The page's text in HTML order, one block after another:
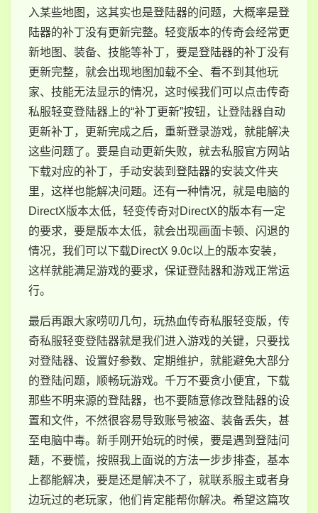
入某些地图，这其实也是登陆器的问题，大概率是登
陆器的补丁没有更新完整。轻变版本的传奇会经常更
新地图、装备、技能等补丁，要是登陆器的补丁没有
更新完整，就会出现地图加载不全、看不到其他玩
家、技能无法显示的情况，这时候我们可以点击传奇
私服轻变登陆器上的“补丁更新”按钮，让登陆器自动
更新补丁，更新完成之后，重新登录游戏，就能解决
这些问题了。要是自动更新失败，就去私服官方网站
下载对应的补丁，手动安装到登陆器的安装文件夹
里，这样也能解决问题。还有一种情况，就是电脑的
DirectX版本太低，轻变传奇对DirectX的版本有一定
的要求，要是版本太低，就会出现画面卡顿、闪退的
情况，我们可以下载DirectX 9.0c以上的版本安装，
这样就能满足游戏的要求，保证登陆器和游戏正常运
行。
最后再跟大家唠叨几句，玩热血传奇私服轻变版，传
奇私服轻变登陆器就是我们进入游戏的关键，只要找
对登陆器、设置好参数、定期维护，就能避免大部分
的登陆问题，顺畅玩游戏。千万不要贪小便宜，下载
那些不明来源的登陆器，也不要随意修改登陆器的设
置和文件，不然很容易导致账号被盗、装备丢失，甚
至电脑中毒。新手刚开始玩的时候，要是遇到登陆问
题，不要慌，按照我上面说的方法一步步排查，基本
上都能解决，要是还是解决不了，就联系服主或者身
边玩过的老玩家，他们肯定能帮你解决。希望这篇攻